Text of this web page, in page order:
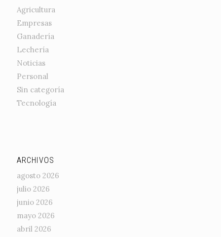
Agricultura
Empresas
Ganadería
Lechería
Noticias
Personal
Sin categoría
Tecnología
ARCHIVOS
agosto 2026
julio 2026
junio 2026
mayo 2026
abril 2026